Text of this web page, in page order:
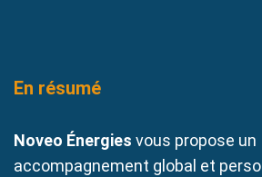
En résumé
Noveo Énergies vous propose un
accompagnement global et